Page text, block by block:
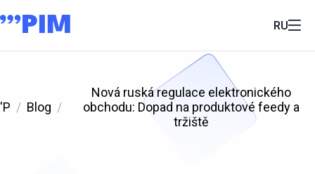
RU
'P Blog
Nová ruská regulace elektronického
obchodu: Dopad na produktové feedy a
tržiště